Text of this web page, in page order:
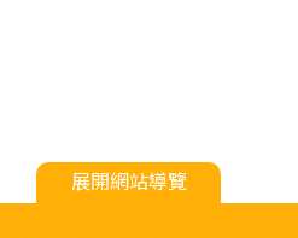
展開網站導覽